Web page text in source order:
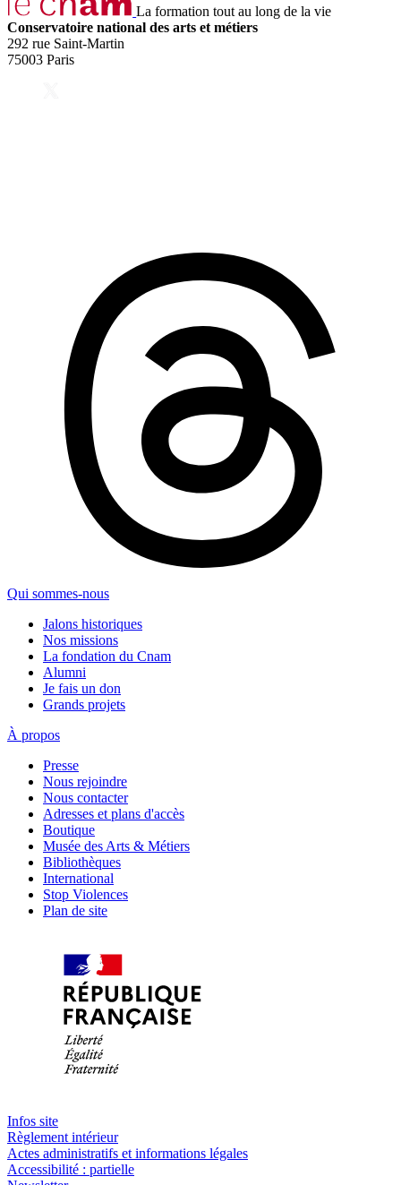
La formation tout au long de la vie
Conservatoire national des arts et métiers
292 rue Saint-Martin
75003 Paris
Qui sommes-nous
Jalons historiques
Nos missions
La fondation du Cnam
Alumni
Je fais un don
Grands projets
À propos
Presse
Nous rejoindre
Nous contacter
Adresses et plans d'accès
Boutique
Musée des Arts & Métiers
Bibliothèques
International
Stop Violences
Plan de site
Infos site
Règlement intérieur
Actes administratifs et informations légales
Accessibilité : partielle